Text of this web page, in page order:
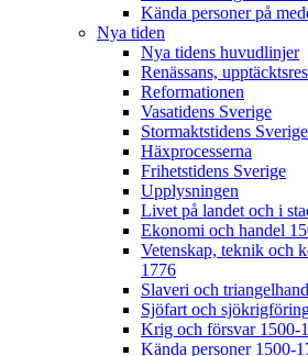
Kända personer på
Nya tiden
Nya tidens huvudlinjer
Renässans,
Reformationen
Vasatidens Sverige
Stormaktstidens Sverige
Häxprocesserna
Frihetstidens Sverige
Upplysningen
Livet på landet och i
Ekonomi och handel
Vetenskap, teknik och
1776
Slaveri och
Sjöfart och
Krig och försvar 1500-
Kända personer 1500-